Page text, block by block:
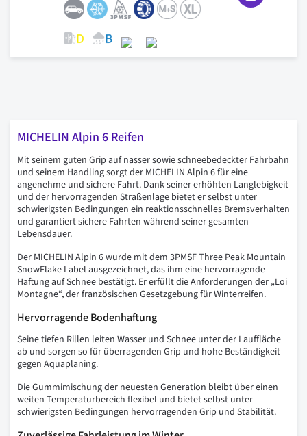
MICHELIN Alpin 6 Reifen
Mit seinem guten Grip auf nasser sowie schneebedeckter Fahrbahn
und seinem Handling sorgt der MICHELIN Alpin 6 für eine
angenehme und sichere Fahrt. Dank seiner erhöhten Langlebigkeit
und der hervorragenden Straßenlage bietet er selbst unter
schwierigsten Bedingungen ein reaktionsschnelles Bremsverhalten
und garantiert sichere Fahrten während seiner gesamten
Lebensdauer.
Der MICHELIN Alpin 6 wurde mit dem 3PMSF Three Peak Mountain
SnowFlake Label ausgezeichnet, das ihm eine hervorragende
Haftung auf Schnee bestätigt. Er erfüllt die Anforderungen der „Loi
Montagne“, der französischen Gesetzgebung fürWinterreifen.
Hervorragende Bodenhaftung
Seine tiefen Rillen leiten Wasser und Schnee unter der Lauffläche
ab und sorgen so für überragenden Grip und hohe Beständigkeit
gegen Aquaplaning.
Die Gummimischung der neuesten Generation bleibt über einen
weiten Temperaturbereich flexibel und bietet selbst unter
schwierigsten Bedingungen hervorragenden Grip und Stabilität.